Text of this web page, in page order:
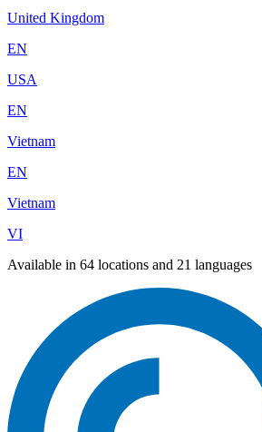
United Kingdom
EN
USA
EN
Vietnam
EN
Vietnam
VI
Available in 64 locations and 21 languages